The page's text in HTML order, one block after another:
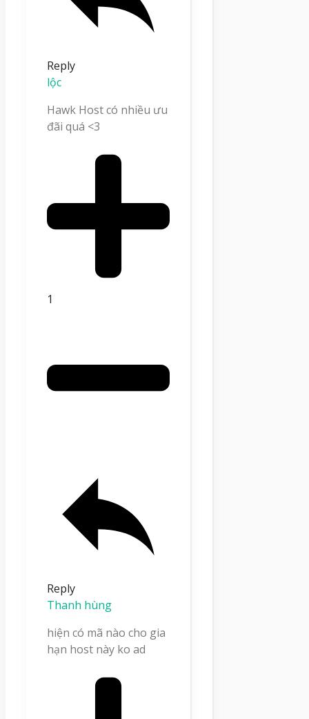
Reply
lộc
Hawk Host có nhiều ưu
đãi quá <3
1
Reply
Thanh hùng
hiện có mã nào cho gia
hạn host này ko ad